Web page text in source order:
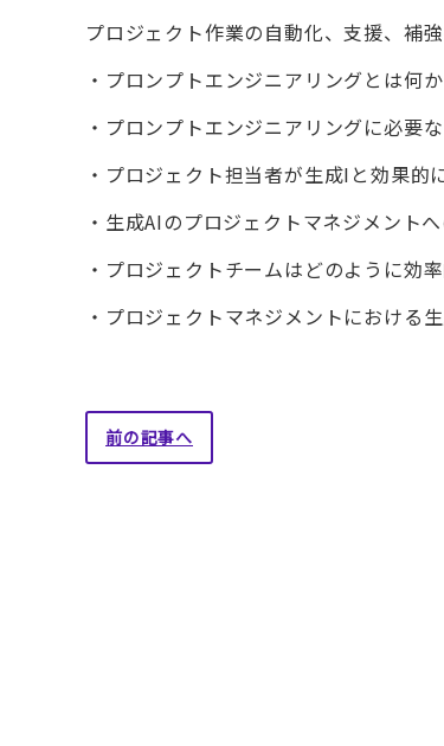
プロジェクト作業の自動化、支援、補
・プロンプトエンジニアリングとは何か
・プロンプトエンジニアリングに必要
・プロジェクト担当者が生成Iと効果的
・生成AIのプロジェクトマネジメント
・プロジェクトチームはどのように効
・プロジェクトマネジメントにおける
前の記事へ